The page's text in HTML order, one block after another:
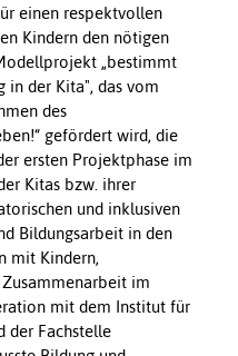
einen respektvollen
Kindern den nötigen
„bestimmt
der Kita", das vom
des
gefördert wird, die
ersten Projektphase im
Kitas bzw. ihrer
und inklusiven
Bildungsarbeit in den
mit Kindern,
im
mit dem Institut für
der Fachstelle